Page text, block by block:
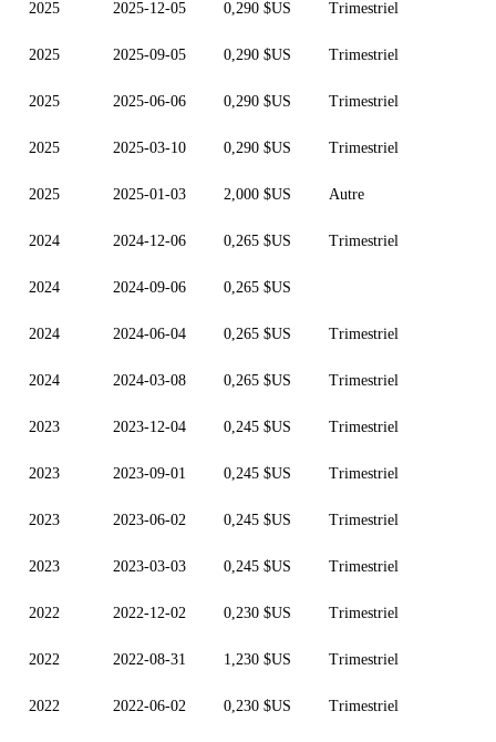
2025 2025-12-05 0,290 $US Trimestriel
2025 2025-09-05 0,290 $US Trimestriel
2025 2025-06-06 0,290 $US Trimestriel
2025 2025-03-10 0,290 $US Trimestriel
2025 2025-01-03 2,000 $US Autre
2024 2024-12-06 0,265 $US Trimestriel
2024 2024-09-06 0,265 $US
2024 2024-06-04 0,265 $US Trimestriel
2024 2024-03-08 0,265 $US Trimestriel
2023 2023-12-04 0,245 $US Trimestriel
2023 2023-09-01 0,245 $US Trimestriel
2023 2023-06-02 0,245 $US Trimestriel
2023 2023-03-03 0,245 $US Trimestriel
2022 2022-12-02 0,230 $US Trimestriel
2022 2022-08-31 1,230 $US Trimestriel
2022 2022-06-02 0,230 $US Trimestriel